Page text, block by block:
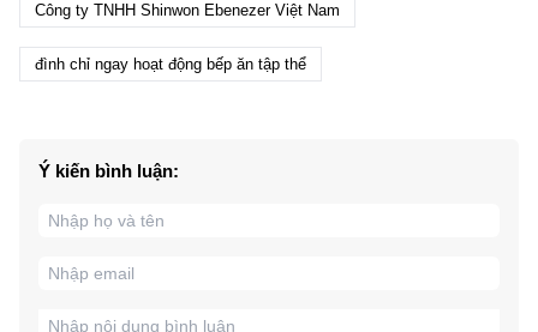
Công ty TNHH Shinwon Ebenezer Việt Nam
đình chỉ ngay hoạt động bếp ăn tập thể
Ý kiến bình luận: